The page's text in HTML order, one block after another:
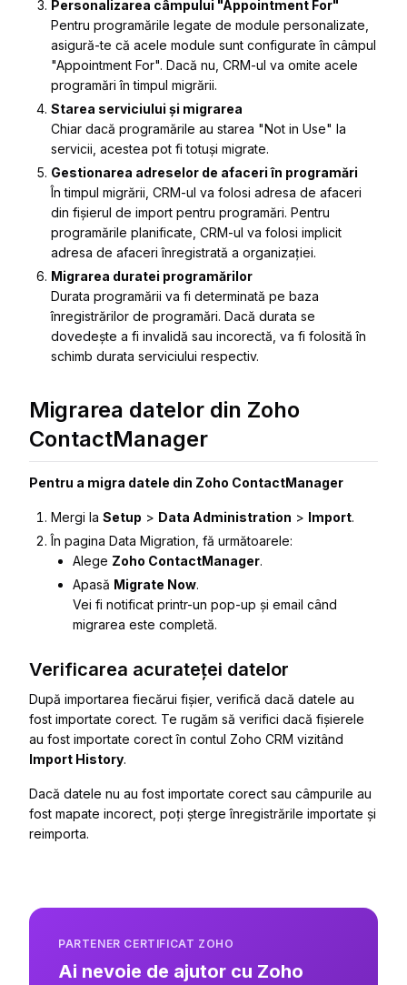
Personalizarea câmpului "Appointment For"
Pentru programările legate de module personalizate,
asigură-te că acele module sunt configurate în câmpul
"Appointment For". Dacă nu, CRM-ul va omite acele
programări în timpul migrării.
Starea serviciului și migrarea
Chiar dacă programările au starea "Not in Use" la
servicii, acestea pot fi totuși migrate.
Gestionarea adreselor de afaceri în programări
În timpul migrării, CRM-ul va folosi adresa de afaceri
din fișierul de import pentru programări. Pentru
programările planificate, CRM-ul va folosi implicit
adresa de afaceri înregistrată a organizației.
Migrarea duratei programărilor
Durata programării va fi determinată pe baza
înregistrărilor de programări. Dacă durata se
dovedește a fi invalidă sau incorectă, va fi folosită în
schimb durata serviciului respectiv.
Migrarea datelor din Zoho
ContactManager
Pentru a migra datele din Zoho ContactManager
Mergi la Setup > Data Administration > Import.
În pagina Data Migration , fă următoarele:
Alege Zoho ContactManager.
Apasă Migrate Now.
Vei fi notificat printr-un pop-up și email când
migrarea este completă.
Verificarea acurateței datelor
După importarea fiecărui fișier, verifică dacă datele au
fost importate corect. Te rugăm să verifici dacă fișierele
au fost importate corect în contul Zoho CRM vizitând
Import History.
Dacă datele nu au fost importate corect sau câmpurile au
fost mapate incorect, poți șterge înregistrările importate și
reimporta.
PARTENER CERTIFICAT ZOHO
Ai nevoie de ajutor cu Zoho